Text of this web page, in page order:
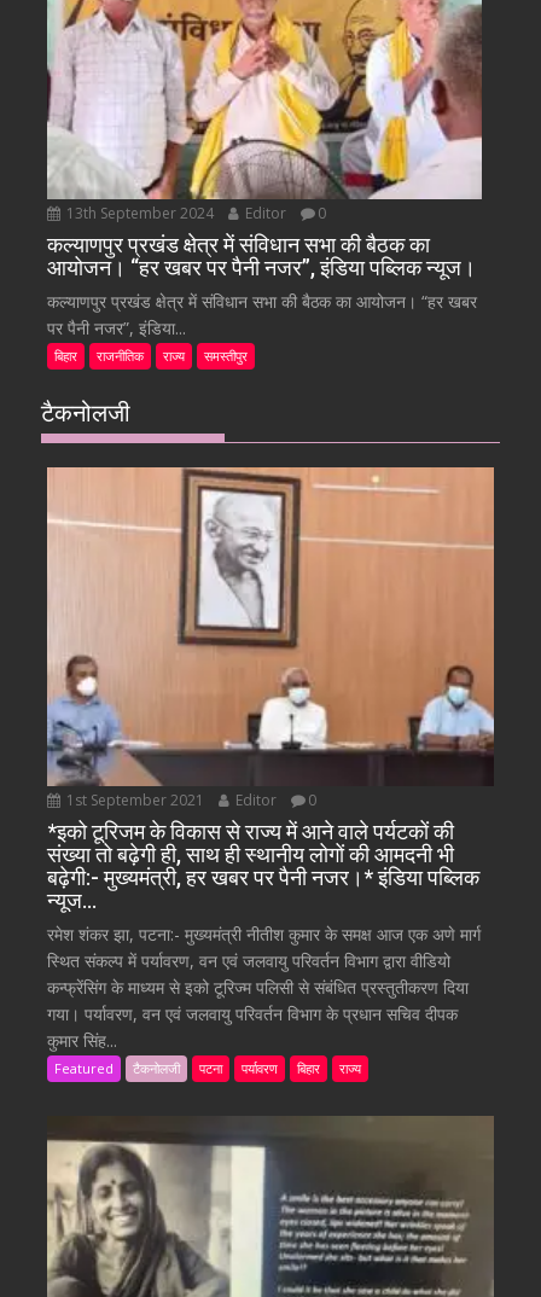
13th September 2024 Editor 0
कल्याणपुर प्रखंड क्षेत्र में संविधान सभा की बैठक का
आयोजन। “हर खबर पर पैनी नजर”, इंडिया पब्लिक न्यूज।
कल्याणपुर प्रखंड क्षेत्र में संविधान सभा की बैठक का आयोजन। “हर खबर
पर पैनी नजर”, इंडिया...
बिहार राजनीतिक राज्य समस्तीपुर
टैकनोलजी
1st September 2021 Editor 0
*इको टूरिजम के विकास से राज्य में आने वाले पर्यटकों की
संख्या तो बढ़ेगी ही, साथ ही स्थानीय लोगों की आमदनी भी
बढ़ेगी:- मुख्यमंत्री, हर खबर पर पैनी नजर।* इंडिया पब्लिक
न्यूज…
रमेश शंकर झा, पटना:- मुख्यमंत्री नीतीश कुमार के समक्ष आज एक अणे मार्ग
स्थित संकल्प में पर्यावरण, वन एवं जलवायु परिवर्तन विभाग द्वारा वीडियो
कन्फ्रेंसिंग के माध्यम से इको टूरिज्म पलिसी से संबंधित प्रस्तुतीकरण दिया
गया। पर्यावरण, वन एवं जलवायु परिवर्तन विभाग के प्रधान सचिव दीपक
कुमार सिंह...
Featured टैकनोलजी पटना पर्यावरण बिहार राज्य